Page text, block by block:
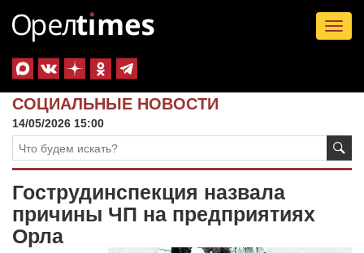
СОЦИАЛЬНЫЕ НОВОСТИ
14/05/2026 15:00
Гострудинспекция назвала
причины ЧП на предприятиях
Орла